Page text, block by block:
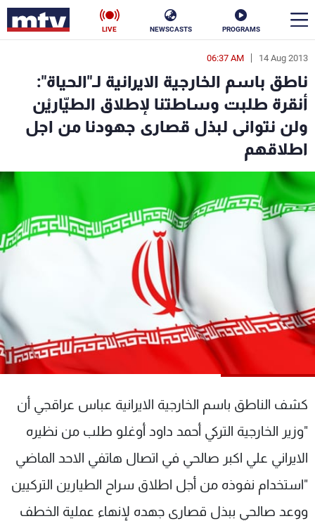
PROGRAMS
NEWSCASTS
LIVE
14 Aug 2013
06:37 AM
ناطق باسم الخارجية الايرانية لـ"الحياة":
أنقرة طلبت وساطتنا لإطلاق الطيّاريْن
ولن نتوانی لبذل قصاری جهودنا من اجل
اطلاقهم
كشف الناطق باسم الخارجية الايرانية عباس عراقجي أن
"وزير الخارجية التركي أحمد داود أوغلو طلب من نظيره
الايراني علي اكبر صالحي في اتصال هاتفي الاحد الماضي
"استخدام نفوذه من أجل اطلاق سراح الطيارين التركيين
ووعد صالحي ببذل قصاری جهده لإنهاء عملية الخطف
en
الأخبار
سياسة ناس
منوعات
كأس العالم
البرامج
جدول البرامج
شاهد البرامج
الترددات
الإنـتـاج
لاعلاناتكم
تواصل معنا
شروط الإسـتخدام
سياسة الخصوصية